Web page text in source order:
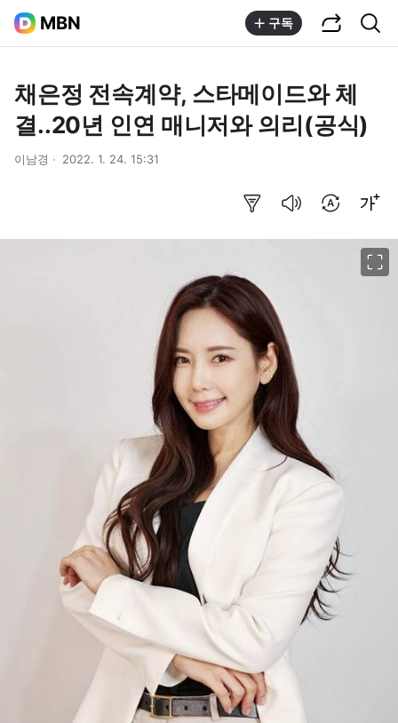
MBN 구독
채은정 전속계약, 스타메이드와 체
결..20년 인연 매니저와 의리(공식)
이남경 2022. 1. 24. 15:31